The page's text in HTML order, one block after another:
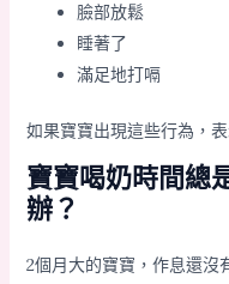
臉部放鬆
睡著了
滿足地打嗝
如果寶寶出現這些行為，
寶寶喝奶時間總
辦？
2個月大的寶寶，作息還沒